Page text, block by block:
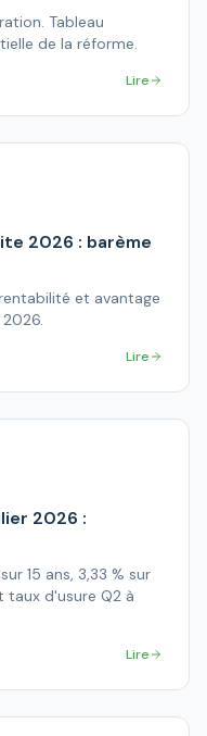
Tableau
de la réforme.
Lire
2026 : barème
et avantage
Lire
2026 :
15 ans, 3,33 % sur
taux d'usure Q2 à
Lire